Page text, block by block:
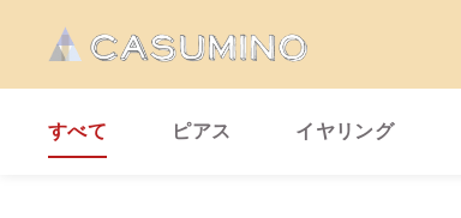
すべて ピアス イヤリング